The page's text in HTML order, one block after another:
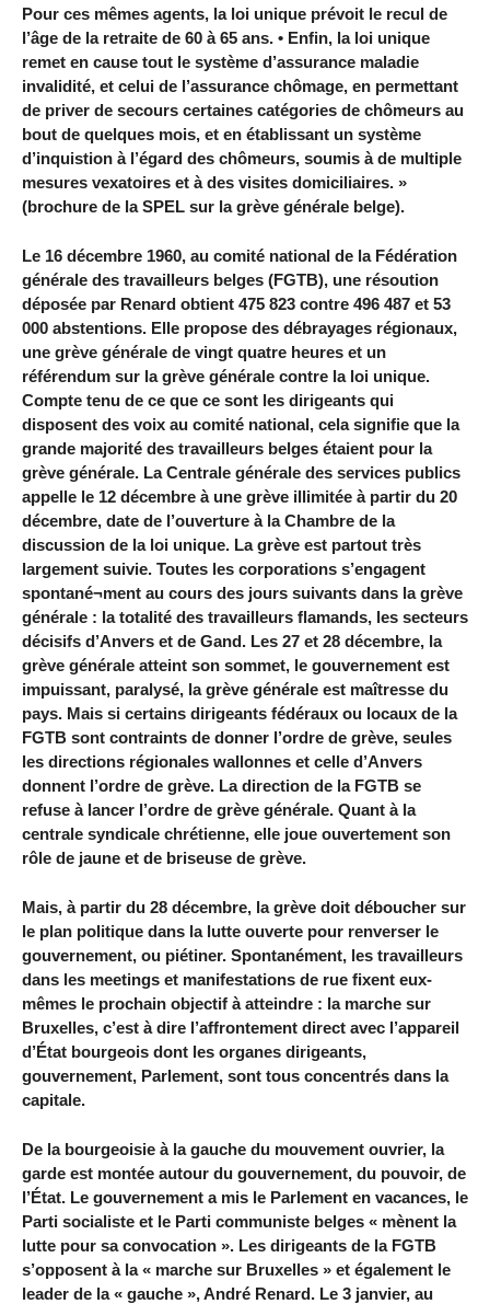
Pour ces mêmes agents, la loi unique prévoit le recul de
l’âge de la retraite de 60 à 65 ans. • Enfin, la loi unique
remet en cause tout le système d’assurance maladie
invalidité, et celui de l’assurance chômage, en permettant
de priver de secours certaines catégories de chômeurs au
bout de quelques mois, et en établissant un système
d’inquistion à l’égard des chômeurs, soumis à de multiple
mesures vexatoires et à des visites domiciliaires. »
(brochure de la SPEL sur la grève générale belge).
Le 16 décembre 1960, au comité national de la Fédération
générale des travailleurs belges (FGTB), une résoution
déposée par Renard obtient 475 823 contre 496 487 et 53
000 abstentions. Elle propose des débrayages régionaux,
une grève générale de vingt quatre heures et un
référendum sur la grève générale contre la loi unique.
Compte tenu de ce que ce sont les dirigeants qui
disposent des voix au comité national, cela signifie que la
grande majorité des travailleurs belges étaient pour la
grève générale. La Centrale générale des services publics
appelle le 12 décembre à une grève illimitée à partir du 20
décembre, date de l’ouverture à la Chambre de la
discussion de la loi unique. La grève est partout très
largement suivie. Toutes les corporations s’engagent
spontané¬ment au cours des jours suivants dans la grève
générale : la totalité des travailleurs flamands, les secteurs
décisifs d’Anvers et de Gand. Les 27 et 28 décembre, la
grève générale atteint son sommet, le gouvernement est
impuissant, paralysé, la grève générale est maîtresse du
pays. Mais si certains dirigeants fédéraux ou locaux de la
FGTB sont contraints de donner l’ordre de grève, seules
les directions régionales wallonnes et celle d’Anvers
donnent l’ordre de grève. La direction de la FGTB se
refuse à lancer l’ordre de grève générale. Quant à la
centrale syndicale chrétienne, elle joue ouvertement son
rôle de jaune et de briseuse de grève.
Mais, à partir du 28 décembre, la grève doit déboucher sur
le plan politique dans la lutte ouverte pour renverser le
gouvernement, ou piétiner. Spontanément, les travailleurs
dans les meetings et manifestations de rue fixent eux-
mêmes le prochain objectif à atteindre : la marche sur
Bruxelles, c’est à dire l’affrontement direct avec l’appareil
d’État bourgeois dont les organes dirigeants,
gouvernement, Parlement, sont tous concentrés dans la
capitale.
De la bourgeoisie à la gauche du mouvement ouvrier, la
garde est montée autour du gouvernement, du pouvoir, de
l’État. Le gouvernement a mis le Parlement en vacances, le
Parti socialiste et le Parti communiste belges « mènent la
lutte pour sa convocation ». Les dirigeants de la FGTB
s’opposent à la « marche sur Bruxelles » et également le
leader de la « gauche », André Renard. Le 3 janvier, au